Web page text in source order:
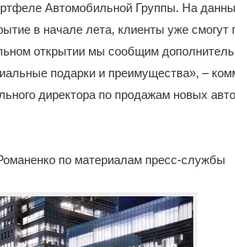
Автомобильной Группы. На
в начале лета, клиенты уже
открытии мы сообщим
подарки и преимущества», –
директора по продажам новых
по материалам пресс-службы